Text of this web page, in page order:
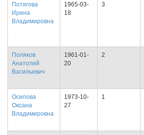
Потягова
Ирина
Владимировна
1965-03-
18
3
Поляков
Анатолий
Васильевич
1961-01-
20
2
Осипова
Оксана
Владимировна
1973-10-
27
1